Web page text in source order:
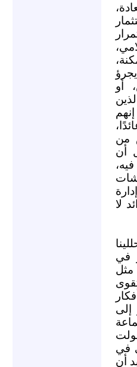
أو
من
أن
لا
في
مثل
إلى
في
أن